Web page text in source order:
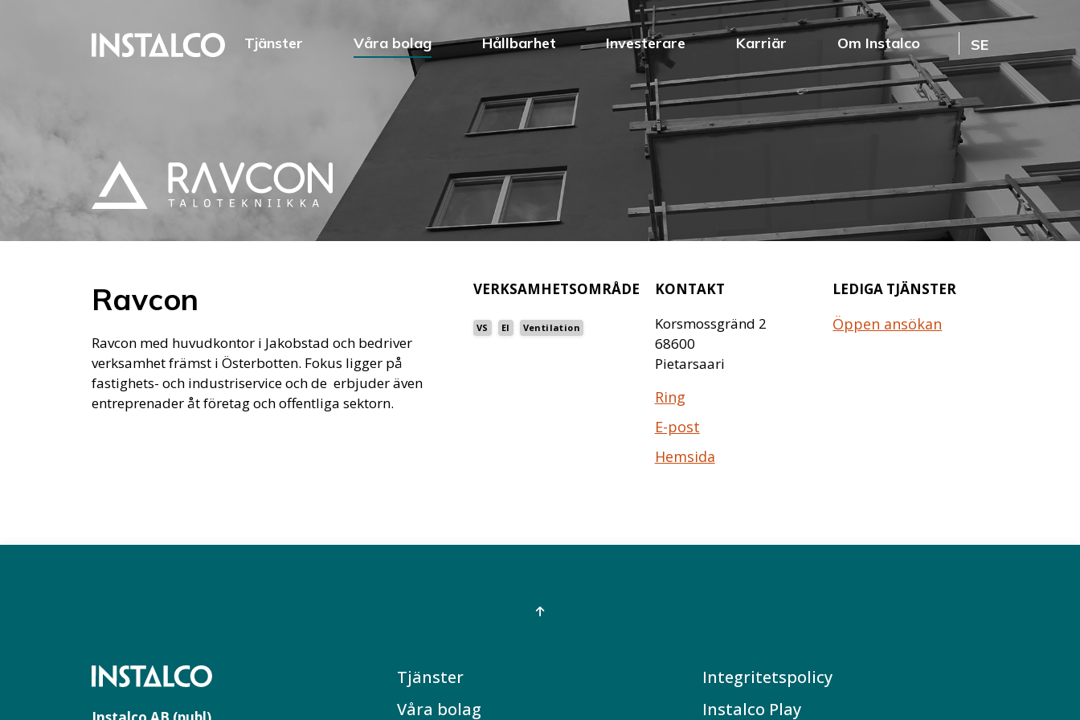
Tjänster Våra bolag Hållbarhet Investerare Karriär Om Instalco SE
Ravcon
Ravcon med huvudkontor i Jakobstad och bedriver
verksamhet främst i Österbotten. Fokus ligger på
fastighets- och industriservice och de erbjuder även
entreprenader åt företag och offentliga sektorn.
VERKSAMHETSOMRÅDE
VS El Ventilation
KONTAKT
Korsmossgränd 2
68600
Pietarsaari
Ring
E-post
Hemsida
LEDIGA TJÄNSTER
Öppen ansökan
Tjänster
Våra bolag
Integritetspolicy
Instalco Play